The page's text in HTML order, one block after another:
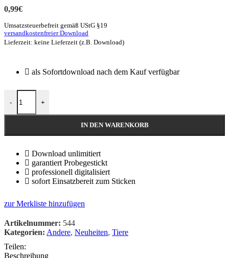
0,99€
Umsatzsteuerbefreit gemäß UStG §19
versandkostenfreier Download
Lieferzeit: keine Lieferzeit (z.B. Download)
als Sofortdownload nach dem Kauf verfügbar
- +
IN DEN WARENKORB
Download unlimitiert
garantiert Probegestickt
professionell digitalisiert
sofort Einsatzbereit zum Sticken
zur Merkliste hinzufügen
Artikelnummer: 544
Kategorien: Andere, Neuheiten, Tiere
Teilen:
Beschreibung